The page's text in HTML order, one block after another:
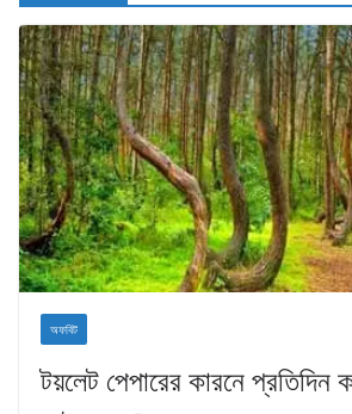
অফবিট
টয়লেট পেপারের কারনে প্রতিদিন